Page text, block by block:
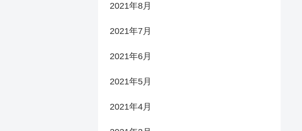
2021年8月
2021年7月
2021年6月
2021年5月
2021年4月